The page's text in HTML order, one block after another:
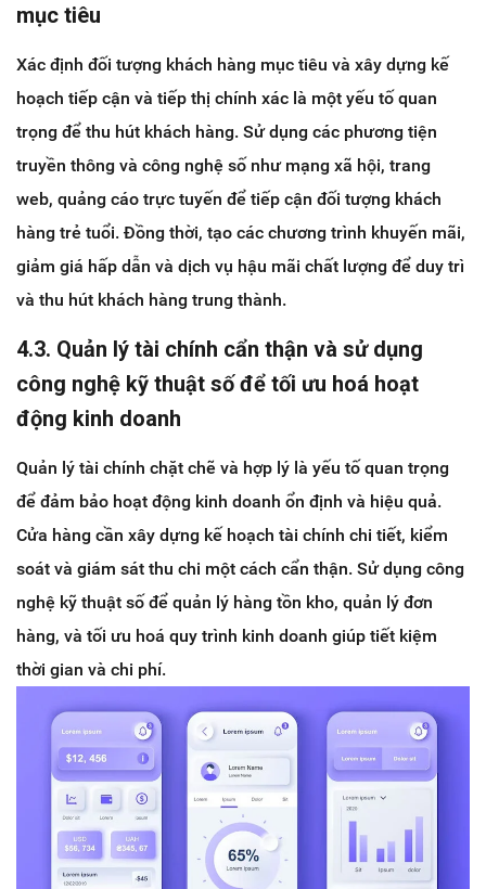
mục tiêu
Xác định đối tượng khách hàng mục tiêu và xây dựng kế
hoạch tiếp cận và tiếp thị chính xác là một yếu tố quan
trọng để thu hút khách hàng. Sử dụng các phương tiện
truyền thông và công nghệ số như mạng xã hội, trang
web, quảng cáo trực tuyến để tiếp cận đối tượng khách
hàng trẻ tuổi. Đồng thời, tạo các chương trình khuyến mãi,
giảm giá hấp dẫn và dịch vụ hậu mãi chất lượng để duy trì
và thu hút khách hàng trung thành.
4.3. Quản lý tài chính cẩn thận và sử dụng
công nghệ kỹ thuật số để tối ưu hoá hoạt
động kinh doanh
Quản lý tài chính chặt chẽ và hợp lý là yếu tố quan trọng
để đảm bảo hoạt động kinh doanh ổn định và hiệu quả.
Cửa hàng cần xây dựng kế hoạch tài chính chi tiết, kiểm
soát và giám sát thu chi một cách cẩn thận. Sử dụng công
nghệ kỹ thuật số để quản lý hàng tồn kho, quản lý đơn
hàng, và tối ưu hoá quy trình kinh doanh giúp tiết kiệm
thời gian và chi phí.